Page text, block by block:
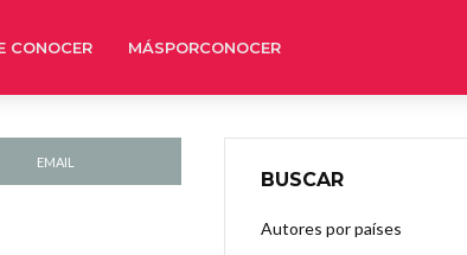
CONOCER MÁSPORCONOCER
EMAIL
BUSCAR
Autores por países